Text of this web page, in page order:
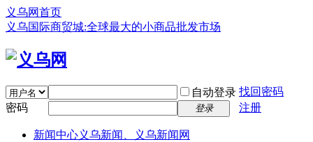
义乌网首页
义乌国际商贸城:全球最大的小商品批发市场
自动登录 找回密码
密码
登录 注册
新闻中心义乌新闻、义乌新闻网